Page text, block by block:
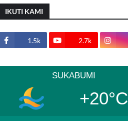
IKUTI KAMI
1.5k 2.7k
SUKABUMI
+20°C